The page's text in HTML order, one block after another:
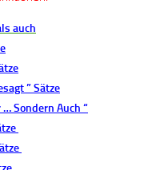
auch
” Sätze
Sondern Auch “